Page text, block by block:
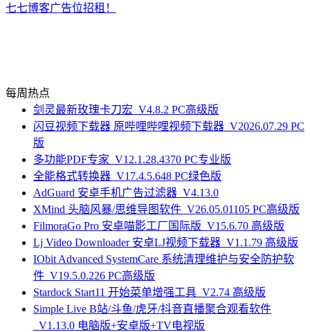
七七博客广告位招租！
每周热点
剑灵最新玫瑰卡刀宏_V4.8.2 PC高级版
闪豆视频下载器 原哔哩哔哩视频下载器_V2026.07.29 PC
版
多功能PDF专家_V12.1.28.4370 PC专业版
全能格式转换器_V17.4.5.648 PC绿色版
AdGuard 安卓手机广告过滤器_V4.13.0
XMind 头脑风暴/思维导图软件_V26.05.01105 PC高级版
FilmoraGo Pro 安卓喵影工厂国际版_V15.6.70 高级版
Lj Video Downloader 安卓LJ视频下载器_V1.1.79 高级版
IObit Advanced SystemCare 系统清理维护与安全防护软
件_V19.5.0.226 PC高级版
Stardock Start11 开始菜单增强工具_V2.74 高级版
Simple Live B站/斗鱼/虎牙/抖音直播聚合观看软件
_V1.13.0 电脑版+安卓版+TV电视版